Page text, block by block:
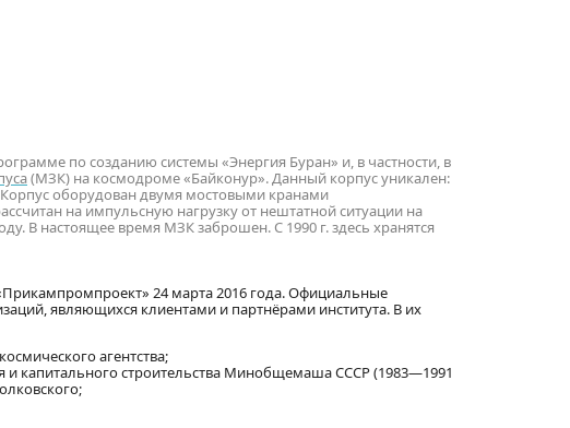
по созданию системы «Энергия Буран» и, в частности, в
(МЗК) на космодроме «Байконур». Данный корпус уникален:
оборудован двумя мостовыми кранами
на импульсную нагрузку от нештатной ситуации на
В настоящее время МЗК заброшен. С 1990 г. здесь хранятся
24 марта 2016 года. Официальные
являющихся клиентами и партнёрами института. В их
агентства;
и капитального строительства Минобщемаша СССР (1983—1991